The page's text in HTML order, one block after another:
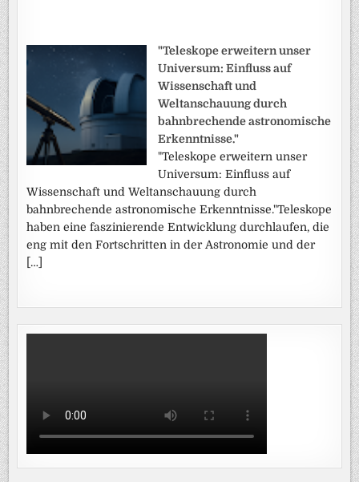
"Teleskope erweitern unser
Universum: Einfluss auf
Wissenschaft und
Weltanschauung durch
bahnbrechende astronomische
Erkenntnisse."
"Teleskope erweitern unser
Universum: Einfluss auf
Wissenschaft und Weltanschauung durch
bahnbrechende astronomische Erkenntnisse."Teleskope
haben eine faszinierende Entwicklung durchlaufen, die
eng mit den Fortschritten in der Astronomie und der
[…]